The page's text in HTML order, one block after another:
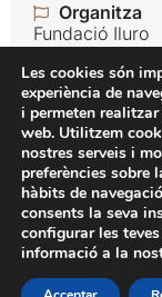
Organitza
Fundació Iluro
Idioma
Català
Preu
Gratuït
La Riera
tel. 93
Les cookies són
experiència de
i permeten
web. Utilitzem
nostres serveis i
preferències sobre
hàbits de
consents la seva
configurar les
informació a la